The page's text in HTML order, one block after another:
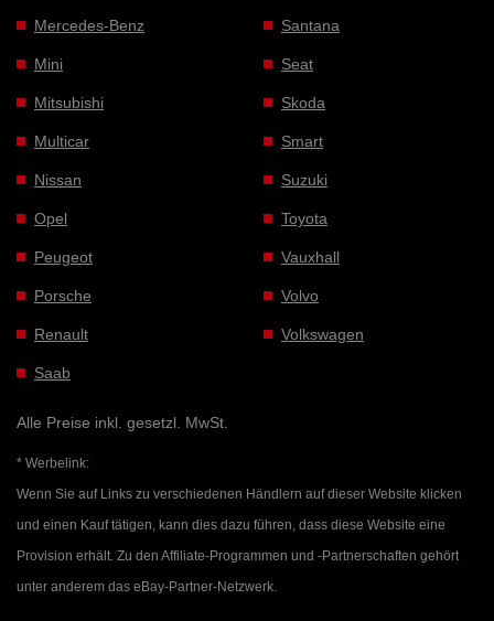
Mercedes-Benz
Mini
Mitsubishi
Multicar
Nissan
Opel
Peugeot
Porsche
Renault
Saab
Santana
Seat
Skoda
Smart
Suzuki
Toyota
Vauxhall
Volvo
Volkswagen
Alle Preise inkl. gesetzl. MwSt.
* Werbelink:
Wenn Sie auf Links zu verschiedenen Händlern auf dieser Website klicken
und einen Kauf tätigen, kann dies dazu führen, dass diese Website eine
Provision erhält. Zu den Affiliate-Programmen und -Partnerschaften gehört
unter anderem das eBay-Partner-Netzwerk.